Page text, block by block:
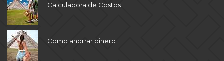
Calculadora de Costos
Como ahorrar dinero